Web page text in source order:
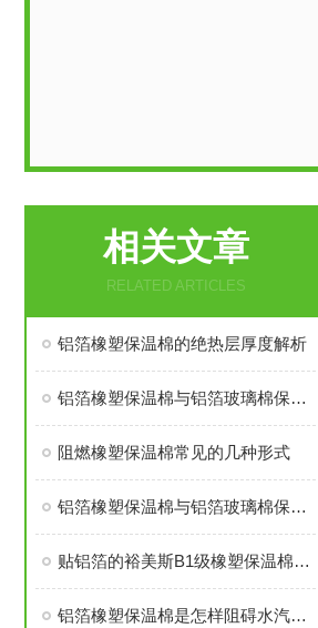
相关文章
RELATED ARTICLES
铝箔橡塑保温棉的绝热层厚度解析
铝箔橡塑保温棉与铝箔玻璃棉保温棉哪个贵
阻燃橡塑保温棉常见的几种形式
铝箔橡塑保温棉与铝箔玻璃棉保温棉哪个价格高
贴铝箔的裕美斯B1级橡塑保温棉优点技术指标
铝箔橡塑保温棉是怎样阻碍水汽渗入的？